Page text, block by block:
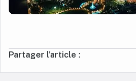
Partager l'article :